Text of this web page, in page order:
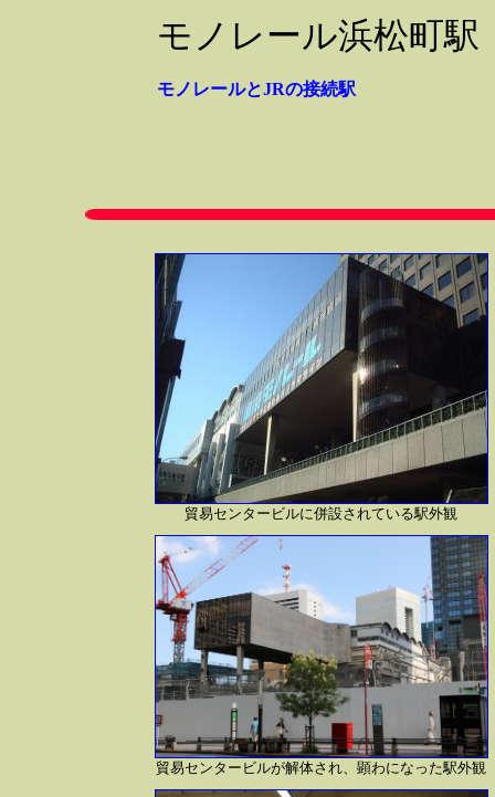
モノレール浜松町駅
モノレールとJRの接続駅
貿易センタービルに併設されている駅外観
貿易センタービルが解体され、顕わになった駅外観